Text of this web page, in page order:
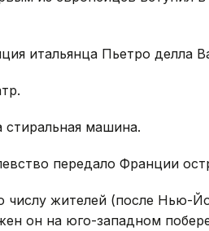
итальянца Пьетро делла
машина.
передало Франции
числу жителей (после Нью-
он на юго-западном